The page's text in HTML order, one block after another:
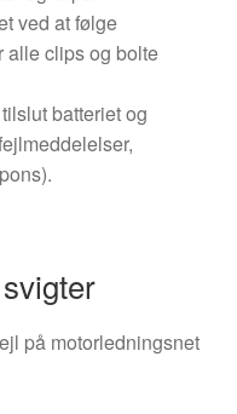
ved at følge
alle clips og bolte
batteriet og
på motorledningsnet